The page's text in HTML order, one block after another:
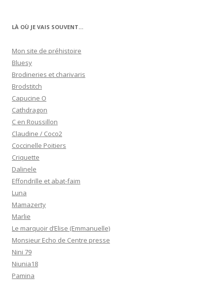
LÀ OÙ JE VAIS SOUVENT…
Mon site de préhistoire
Bluesy
Brodineries et charivaris
Brodstitch
Capucine O
Cathdragon
C en Roussillon
Claudine / Coco2
Coccinelle Poitiers
Criquette
Dalinele
Effondrille et abat-faim
Luna
Mamazerty
Marlie
Le marquoir d’Elise (Emmanuelle)
Monsieur Echo de Centre presse
Nini 79
Niunia18
Pamina